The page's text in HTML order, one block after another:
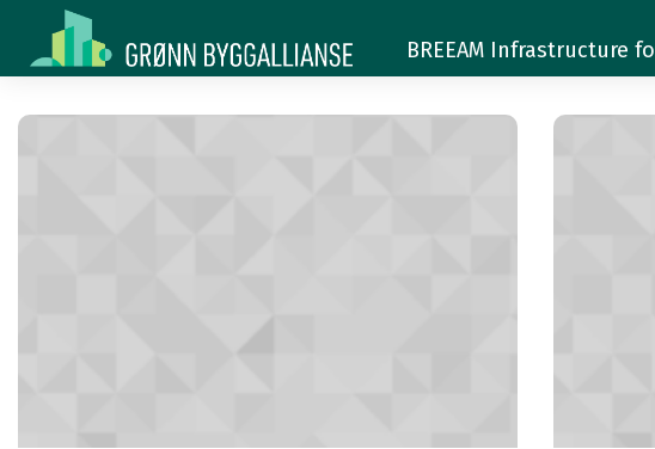
3.2.5 BREEAM Infrastructure
3.2.5